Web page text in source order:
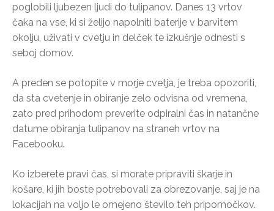
poglobili ljubezen ljudi do tulipanov. Danes 13 vrtov
čaka na vse, ki si želijo napolniti baterije v barvitem
okolju, uživati v cvetju in delček te izkušnje odnesti s
seboj domov.
A preden se potopite v morje cvetja, je treba opozoriti,
da sta cvetenje in obiranje zelo odvisna od vremena,
zato pred prihodom preverite odpiralni čas in natančne
datume obiranja tulipanov na straneh vrtov na
Facebooku.
Ko izberete pravi čas, si morate pripraviti škarje in
košare, ki jih boste potrebovali za obrezovanje, saj je na
lokacijah na voljo le omejeno število teh pripomočkov.